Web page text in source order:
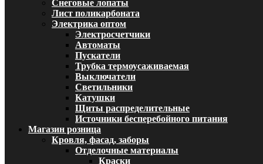
Снеговые лопаты
Лист поликарбоната
Электрика оптом
Электросчетчики
Автоматы
Пускатели
Трубка термоусаживаемая
Выключатели
Светильники
Катушки
Щиты распределительные
Источники бесперебойного питания
Магазин розница
Кровля, фасад, заборы
Отделочные материалы
Краски